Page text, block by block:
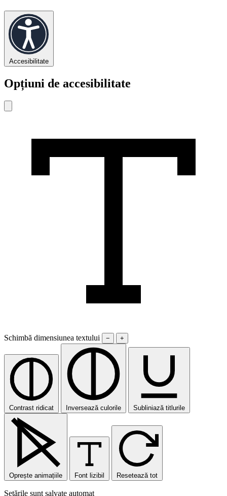
Accesibilitate
Opțiuni de accesibilitate
Schimbă dimensiunea textului − +
Contrast ridicat Inversează culorile Subliniază titlurile
Oprește animațiile Font lizibil Resetează tot
Setările sunt salvate automat